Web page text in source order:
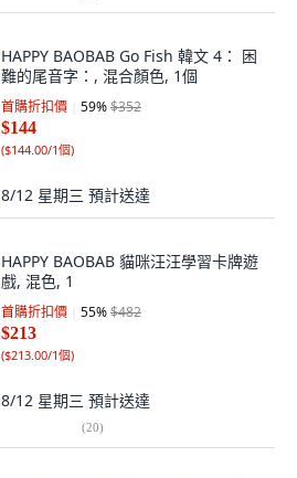
HAPPY BAOBAB Go Fish 韓文 4： 困
難的尾音字：, 混合顏色, 1個
首購折扣價 59%$352
$144
($144.00/1個)
8/12 星期三 預計送達
HAPPY BAOBAB 貓咪汪汪學習卡牌遊
戲, 混色, 1
首購折扣價 55%$482
$213
($213.00/1個)
8/12 星期三 預計送達
(20)